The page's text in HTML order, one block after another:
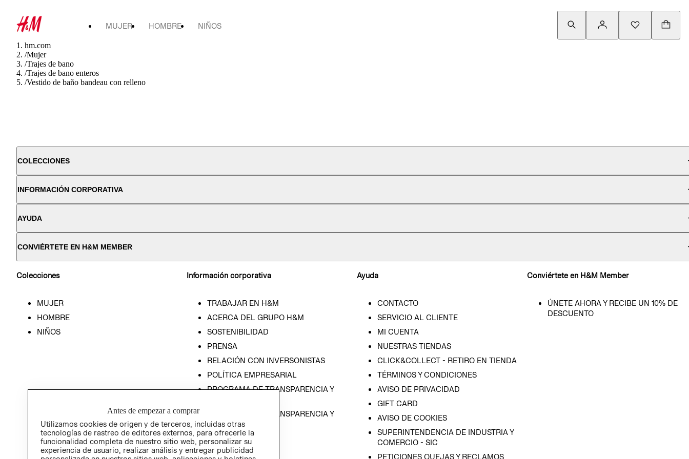
MUJER HOMBRE NIÑOS
hm.com
/Mujer
/Trajes de bano
/Trajes de bano enteros
/Vestido de baño bandeau con relleno
COLECCIONES
INFORMACIÓN CORPORATIVA
AYUDA
CONVIÉRTETE EN H&M MEMBER
Colecciones
MUJER
HOMBRE
NIÑOS
Información corporativa
TRABAJAR EN H&M
ACERCA DEL GRUPO H&M
SOSTENIBILIDAD
PRENSA
RELACIÓN CON INVERSONISTAS
POLÍTICA EMPRESARIAL
PROGRAMA DE TRANSPARENCIA Y
PROGRAMA DE TRANSPARENCIA Y
ÉTICA (INGLÉS)
Ayuda
CONTACTO
SERVICIO AL CLIENTE
MI CUENTA
NUESTRAS TIENDAS
CLICK&COLLECT - RETIRO EN TIENDA
TÉRMINOS Y CONDICIONES
AVISO DE PRIVACIDAD
GIFT CARD
AVISO DE COOKIES
SUPERINTENDENCIA DE INDUSTRIA Y
COMERCIO - SIC
PETICIONES QUEJAS Y RECLAMOS
Conviértete en H&M Member
ÚNETE AHORA Y RECIBE UN 10% DE
DESCUENTO
Antes de empezar a comprar
Utilizamos cookies de origen y de terceros, incluidas otras
tecnologías de rastreo de editores externos, para ofrecerle la
funcionalidad completa de nuestro sitio web, personalizar su
experiencia de usuario, realizar análisis y entregar publicidad